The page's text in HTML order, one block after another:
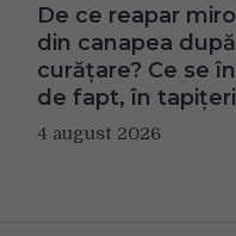
De ce reapar
din canapea după
curățare? Ce se
de fapt, în
4 august 2026